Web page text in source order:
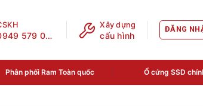
0949 579 078
Xây dựng
cấu hình
ĐĂNG
Phân phối Ram Toàn quốc Ổ cứng SSD